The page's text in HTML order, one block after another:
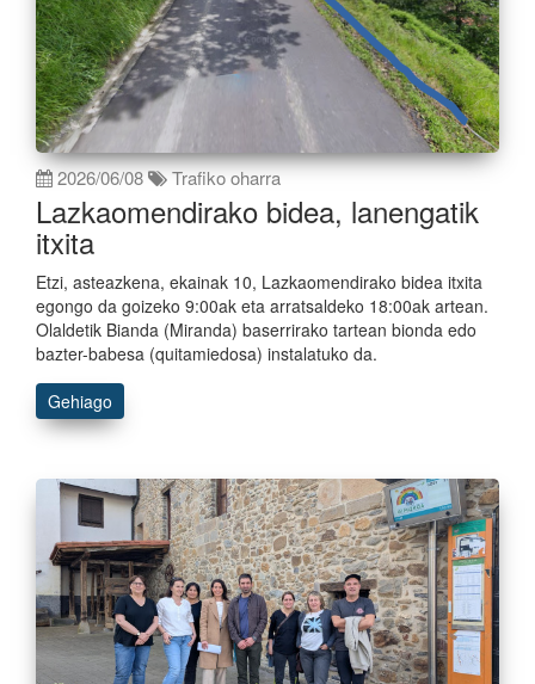
2026/06/08 Trafiko oharra
Lazkaomendirako bidea, lanengatik
itxita
Etzi, asteazkena, ekainak 10, Lazkaomendirako bidea itxita
egongo da goizeko 9:00ak eta arratsaldeko 18:00ak artean.
Olaldetik Bianda (Miranda) baserrirako tartean bionda edo
bazter-babesa (quitamiedosa) instalatuko da.
Gehiago